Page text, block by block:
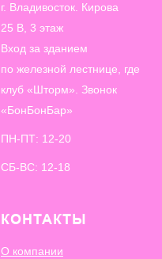
г. Владивосток. Кирова
25 В, 3 этаж
Вход за зданием
по железной лестнице, где
клуб «Шторм». Звонок
«БонБонБар»
ПН-ПТ: 12-20
СБ-ВС: 12-18
КОНТАКТЫ
О компании